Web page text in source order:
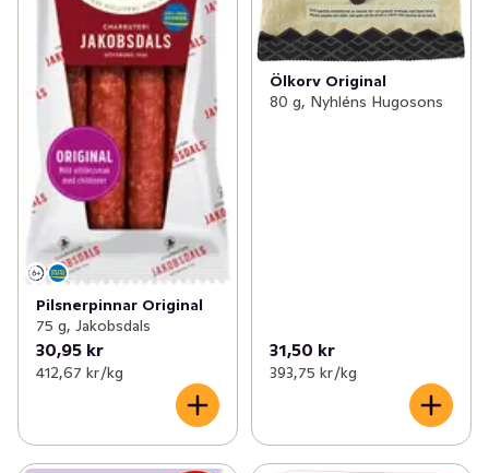
Pilsnerpinnar Original
75 g, Jakobsdals
30,95 kr
412,67 kr /kg
Ölkorv Original
80 g, Nyhléns Hugosons
31,50 kr
393,75 kr /kg